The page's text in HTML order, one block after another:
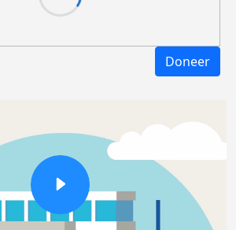
Doneer